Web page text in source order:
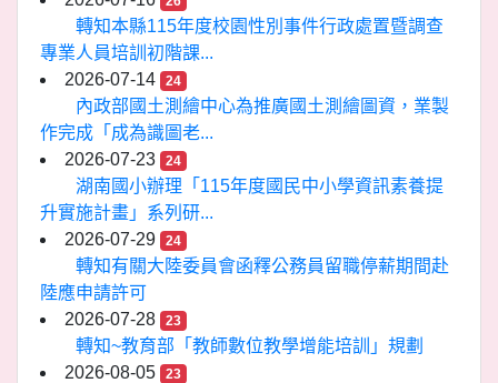
轉知本縣115年度校園性別事件行政處置暨調查
專業人員培訓初階課...
2026-07-14
24
內政部國土測繪中心為推廣國土測繪圖資，業製
作完成「成為識圖老...
2026-07-23
24
湖南國小辦理「115年度國民中小學資訊素養提
升實施計畫」系列研...
2026-07-29
24
轉知有關大陸委員會函釋公務員留職停薪期間赴
陸應申請許可
2026-07-28
23
轉知~教育部「教師數位教學增能培訓」規劃
2026-08-05
23